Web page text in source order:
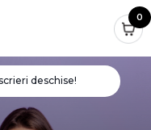
0
deschise!